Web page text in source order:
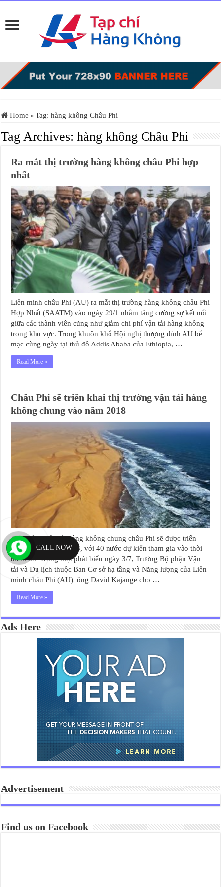
Home » Tag:hàng không Châu Phi
Tag Archives:hàng không Châu Phi
Ra mắt thị trường hàng không châu Phi hợp
nhất
Liên minh châu Phi (AU) ra mắt thị trường hàng không châu Phi
Hợp Nhất (SAATM) vào ngày 29/1 nhằm tăng cường sự kết nối
giữa các thành viên cũng như giảm chi phí vận tải hàng không
trong khu vực. Trong khuôn khổ Hội nghị thượng đỉnh AU bế
mạc cùng ngày tại thủ đô Addis Ababa của Ethiopia, …
Read More »
Châu Phi sẽ triển khai thị trường vận tải hàng
không chung vào năm 2018
Thị trường vận tải hàng không chung châu Phi sẽ được triển
khai vào tháng 1/2018, với 40 nước dự kiến tham gia vào thời
điểm đó. Trong một phát biểu ngày 3/7, Trưởng Bộ phận Vận
tải và Du lịch thuộc Ban Cơ sở hạ tầng và Năng lượng của Liên
minh châu Phi (AU), ông David Kajange cho …
Read More »
Ads Here
Advertisement
Find us on Facebook
CALL NOW